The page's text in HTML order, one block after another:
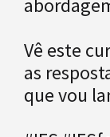
Vê este
as
que vou